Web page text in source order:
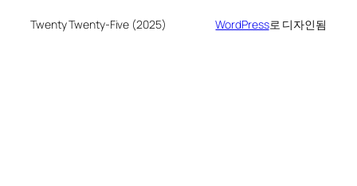
Twenty Twenty-Five (2025) WordPress로 디자인됨